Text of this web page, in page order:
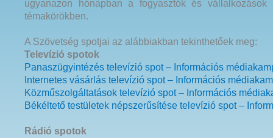
ugyanazon hónapban a fogyasztók és
témakörökben.
A Szövetség spotjai az alábbiakban tekinthetőek meg:
Televízió spotok
Panaszügyintézés televízió spot – Információs
Internetes vásárlás televízió spot – Információs
Közműszolgáltatások televízió spot – Információs
Békéltető testületek népszerűsítése televízió spot –
Rádió spotok